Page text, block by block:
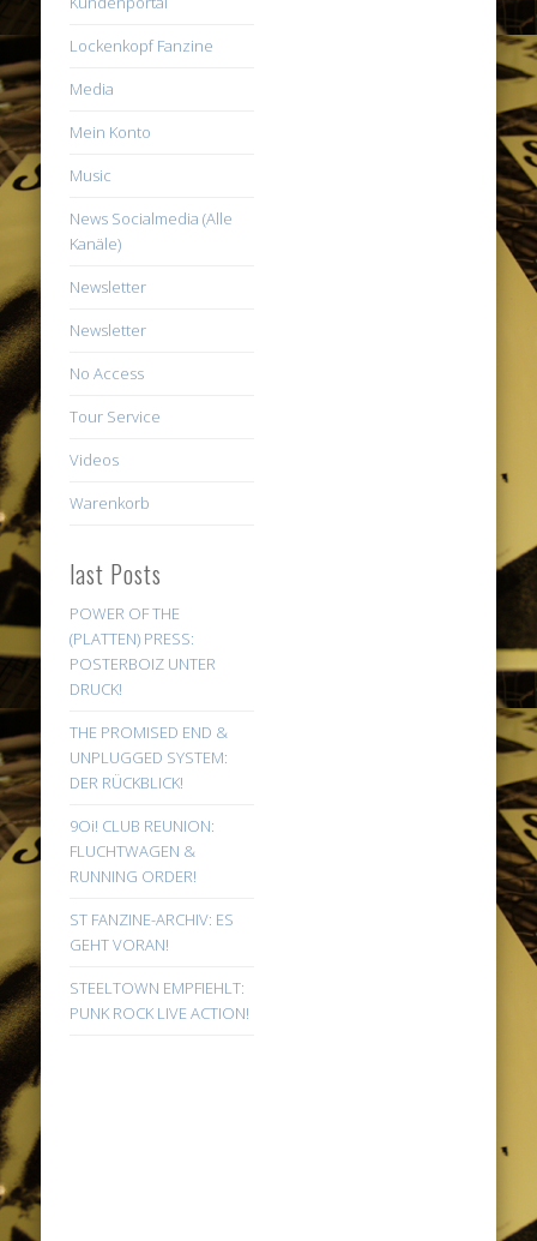
Lockenkopf Fanzine
Media
Mein Konto
Music
News Socialmedia (Alle
Kanäle)
Newsletter
Newsletter
No Access
Tour Service
Videos
Warenkorb
last Posts
POWER OF THE
(PLATTEN) PRESS:
POSTERBOIZ UNTER
DRUCK!
THE PROMISED END &
UNPLUGGED SYSTEM:
DER RÜCKBLICK!
9Oi! CLUB REUNION:
FLUCHTWAGEN &
RUNNING ORDER!
ST FANZINE-ARCHIV: ES
GEHT VORAN!
STEELTOWN EMPFIEHLT:
PUNK ROCK LIVE ACTION!